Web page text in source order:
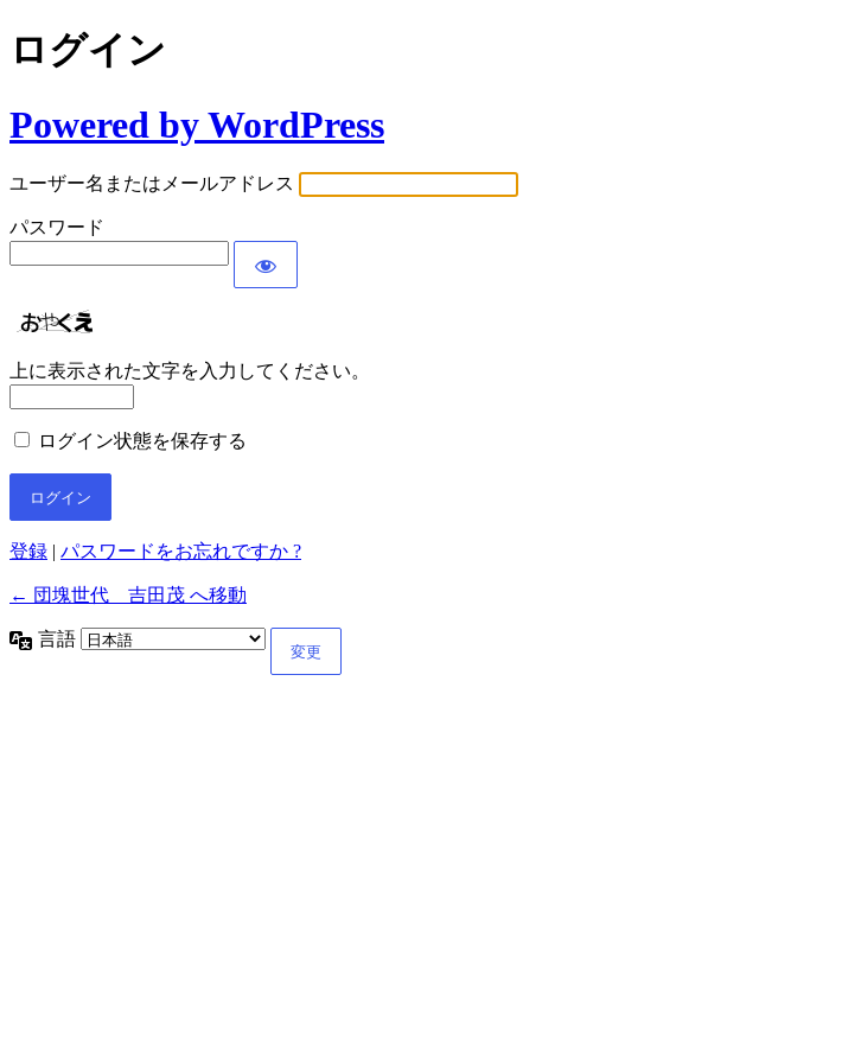
ログイン
Powered by WordPress
ユーザー名またはメールアドレス
パスワード
上に表示された文字を入力してください。
ログイン状態を保存する
登録 | パスワードをお忘れですか ?
← 団塊世代 吉田茂 へ移動
言語